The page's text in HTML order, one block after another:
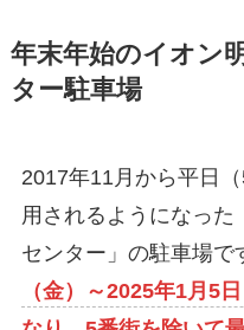
年末年始のイオン
ター駐車場
2017年11月から平日
用されるようになっ
センター」の駐車場で
（金）～2025年1月5